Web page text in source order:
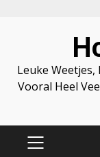
Leuke
Vooral Heel
PRIMARY